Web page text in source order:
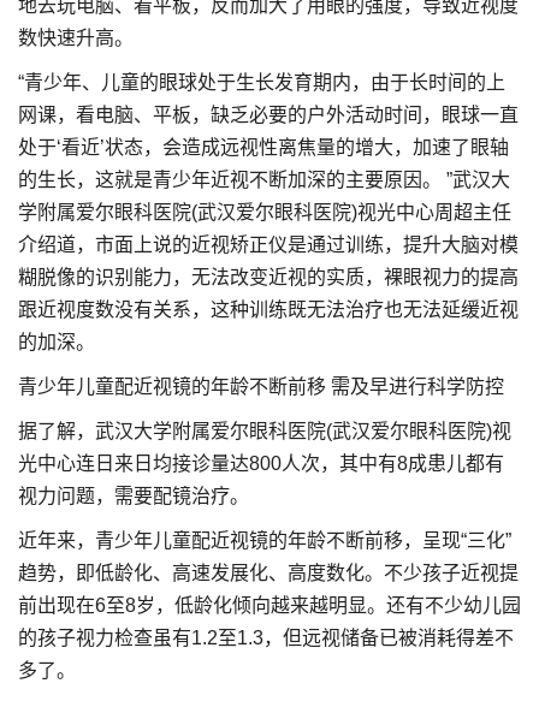
地去玩电脑、看平板，反而加大了用眼的强度，导致近视度
数快速升高。
“青少年、儿童的眼球处于生长发育期内，由于长时间的上
网课，看电脑、平板，缺乏必要的户外活动时间，眼球一直
处于‘看近’状态，会造成远视性离焦量的增大，加速了眼轴
的生长，这就是青少年近视不断加深的主要原因。 ”武汉大
学附属爱尔眼科医院(武汉爱尔眼科医院)视光中心周超主任
介绍道，市面上说的近视矫正仪是通过训练，提升大脑对模
糊脱像的识别能力，无法改变近视的实质，裸眼视力的提高
跟近视度数没有关系，这种训练既无法治疗也无法延缓近视
的加深。
青少年儿童配近视镜的年龄不断前移 需及早进行科学防控
据了解，武汉大学附属爱尔眼科医院(武汉爱尔眼科医院)视
光中心连日来日均接诊量达800人次，其中有8成患儿都有
视力问题，需要配镜治疗。
近年来，青少年儿童配近视镜的年龄不断前移，呈现“三化”
趋势，即低龄化、高速发展化、高度数化。不少孩子近视提
前出现在6至8岁，低龄化倾向越来越明显。还有不少幼儿园
的孩子视力检查虽有1.2至1.3，但远视储备已被消耗得差不
多了。